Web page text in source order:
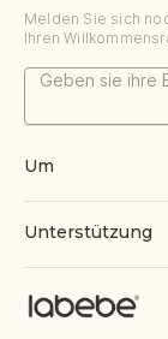
Melden Sie sich
Ihren
Um
Durch Spielen
Blogs
Unterstützung